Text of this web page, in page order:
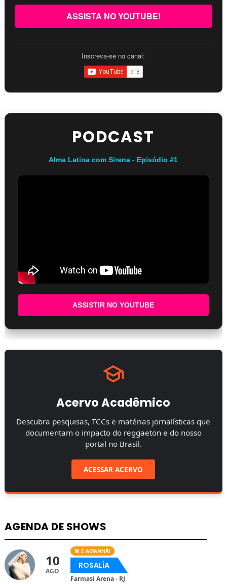
ASSISTA NO YOUTUBE!
Inscreva-se no canal:
PODCAST
Alma Latina com Sirena - Episódio #1
ASSISTIR NO YOUTUBE
Acervo Acadêmico
Descubra pesquisas, TCCs e matérias jornalísticas que
documentam o impacto do reggaeton e do nosso
portal no Brasil.
ACESSAR ACERVO
AGENDA DE SHOWS
10
AGO
🚨 É AMANHÃ!
ROSALÍA
Farmasi Arena - RJ